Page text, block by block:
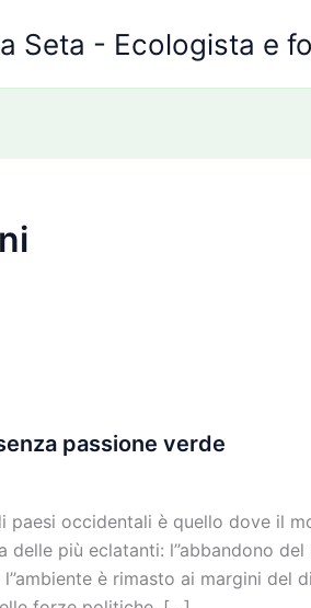
Seta - Ecologista e
passione verde
paesi occidentali è quello dove il
delle più eclatanti: l’’abbandono
l’’ambiente è rimasto ai margini